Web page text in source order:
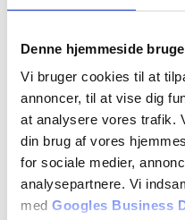
Denne hjemmeside
Vi bruger cookies til at
annoncer, til at vise dig
at analysere vores trafik.
din brug af vores
for sociale medier,
analysepartnere. Vi
med Googles Business